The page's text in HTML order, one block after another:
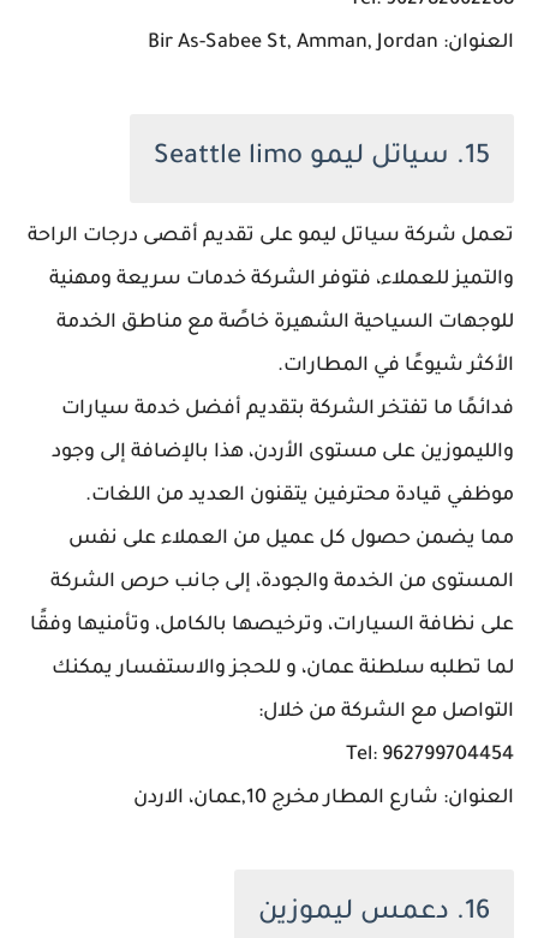
العنوان: Bir As-Sabee St, Amman, Jordan
15. سياتل ليمو Seattle limo
تعمل شركة سياتل ليمو على تقديم أقصى درجات الراحة
والتميز للعملاء، فتوفر الشركة خدمات سريعة ومهنية
للوجهات السياحية الشهيرة خاصًة مع مناطق الخدمة
الأكثر شيوعًا في المطارات.
فدائمًا ما تفتخر الشركة بتقديم أفضل خدمة سيارات
والليموزين على مستوى الأردن، هذا بالإضافة إلى وجود
موظفي قيادة محترفين يتقنون العديد من اللغات.
مما يضمن حصول كل عميل من العملاء على نفس
المستوى من الخدمة والجودة، إلى جانب حرص الشركة
على نظافة السيارات، وترخيصها بالكامل، وتأمنيها وفقًا
لما تطلبه سلطنة عمان، و للحجز والاستفسار يمكنك
التواصل مع الشركة من خلال:
Tel: 962799704454
العنوان: شارع المطار مخرج 10,عمان، الاردن
16. دعمس ليموزين